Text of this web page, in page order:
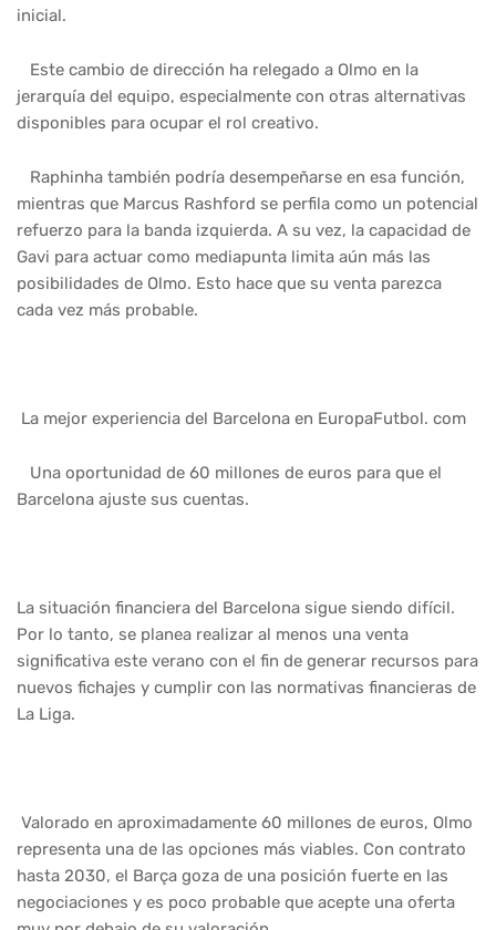
inicial.
Este cambio de dirección ha relegado a Olmo en la
jerarquía del equipo, especialmente con otras alternativas
disponibles para ocupar el rol creativo.
Raphinha también podría desempeñarse en esa función,
mientras que Marcus Rashford se perfila como un potencial
refuerzo para la banda izquierda. A su vez, la capacidad de
Gavi para actuar como mediapunta limita aún más las
posibilidades de Olmo. Esto hace que su venta parezca
cada vez más probable.
La mejor experiencia del Barcelona en EuropaFutbol. com
Una oportunidad de 60 millones de euros para que el
Barcelona ajuste sus cuentas.
La situación financiera del Barcelona sigue siendo difícil.
Por lo tanto, se planea realizar al menos una venta
significativa este verano con el fin de generar recursos para
nuevos fichajes y cumplir con las normativas financieras de
La Liga.
Valorado en aproximadamente 60 millones de euros, Olmo
representa una de las opciones más viables. Con contrato
hasta 2030, el Barça goza de una posición fuerte en las
negociaciones y es poco probable que acepte una oferta